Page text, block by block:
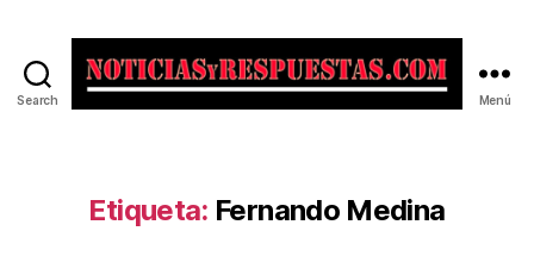
Search Menú
Etiqueta: Fernando Medina